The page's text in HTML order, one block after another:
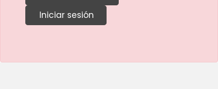
Iniciar sesión